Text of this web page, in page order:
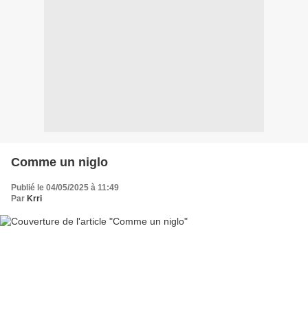
Comme un niglo
Publié le 04/05/2025 à 11:49
Par Krri